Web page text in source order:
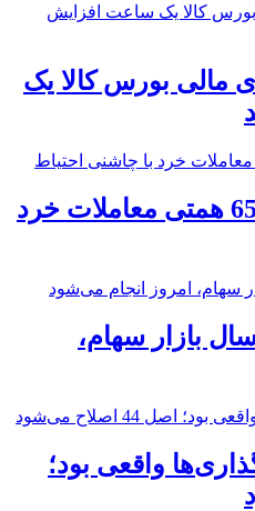
مالی بورس کالا یک
بورس در اوج؛ رکورد 65 همتی معاملات خرد
بازار سهام،
واگذاری‌ها واقعی بود؛